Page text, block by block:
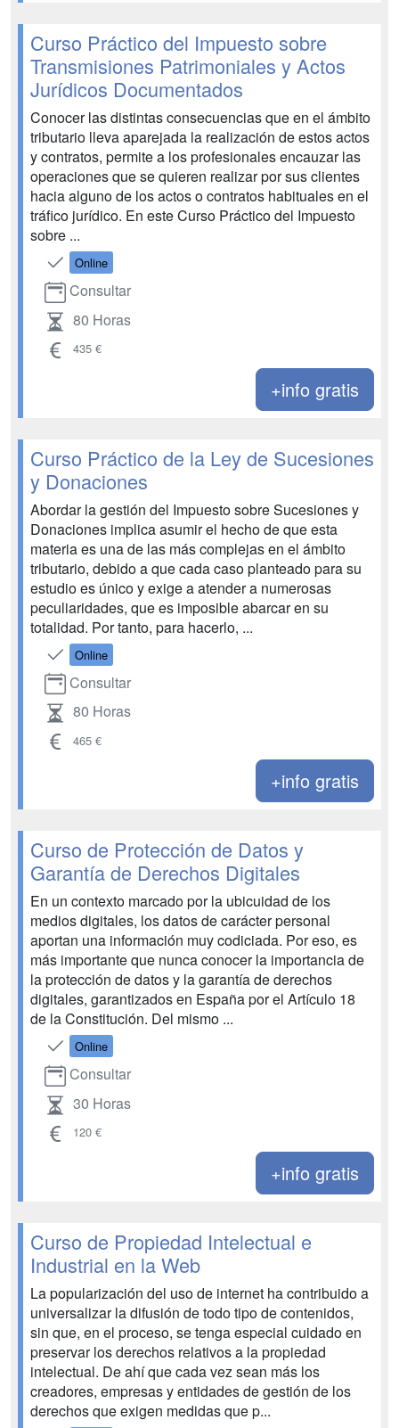
Curso Práctico del Impuesto sobre
Transmisiones Patrimoniales y Actos
Jurídicos Documentados
Conocer las distintas consecuencias que en el ámbito
tributario lleva aparejada la realización de estos actos
y contratos, permite a los profesionales encauzar las
operaciones que se quieren realizar por sus clientes
hacia alguno de los actos o contratos habituales en el
tráfico jurídico. En este Curso Práctico del Impuesto
sobre ...
Online
Consultar
80 Horas
435 €
+info gratis
Curso Práctico de la Ley de Sucesiones
y Donaciones
Abordar la gestión del Impuesto sobre Sucesiones y
Donaciones implica asumir el hecho de que esta
materia es una de las más complejas en el ámbito
tributario, debido a que cada caso planteado para su
estudio es único y exige a atender a numerosas
peculiaridades, que es imposible abarcar en su
totalidad. Por tanto, para hacerlo, ...
Online
Consultar
80 Horas
465 €
+info gratis
Curso de Protección de Datos y
Garantía de Derechos Digitales
En un contexto marcado por la ubicuidad de los
medios digitales, los datos de carácter personal
aportan una información muy codiciada. Por eso, es
más importante que nunca conocer la importancia de
la protección de datos y la garantía de derechos
digitales, garantizados en España por el Artículo 18
de la Constitución. Del mismo ...
Online
Consultar
30 Horas
120 €
+info gratis
Curso de Propiedad Intelectual e
Industrial en la Web
La popularización del uso de internet ha contribuido a
universalizar la difusión de todo tipo de contenidos,
sin que, en el proceso, se tenga especial cuidado en
preservar los derechos relativos a la propiedad
intelectual. De ahí que cada vez sean más los
creadores, empresas y entidades de gestión de los
derechos que exigen medidas que p...